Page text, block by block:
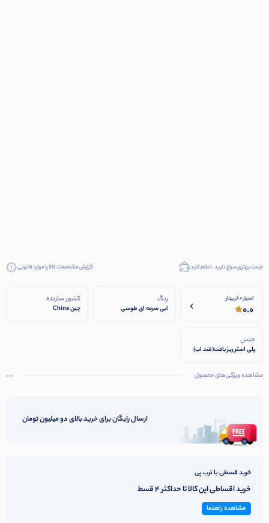
قیمت بهتری سراغ دارید ، اعلام کنید گزارش مشخصات کالا یا موارد قانونی
امتیاز 0 خریدار
0.0
رنگ
ابی سرمه ای طوسی
کشور سازنده
چین China
جنس
پلی استر ریز بافت(ضد اب)
مشاهده ویژگی‌های محصول
ارسال رایگان برای خرید بالای دو میلیون تومان
خرید قسطی با ترب پی
خرید اقساطی این کالا تا حداکثر 4 قسط
مشاهده راهنما